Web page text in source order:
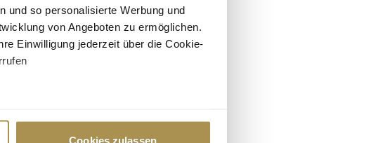
und so personalisierte Werbung und
von Angeboten zu ermöglichen.
Einwilligung jederzeit über die Cookie-
Cookies zulassen